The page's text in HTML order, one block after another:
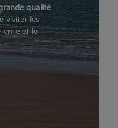
qualité
visiter les
et le